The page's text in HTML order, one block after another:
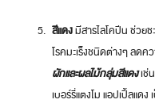
สีแดงมีสารไลโคปีน ช่วย
โรคมะเร็งชนิดต่างๆ ลดค
ผักและผลไม้กลุ่มสีแดงเช่
เบอร์รี่แตงโม แอปเปิ้ลแดง